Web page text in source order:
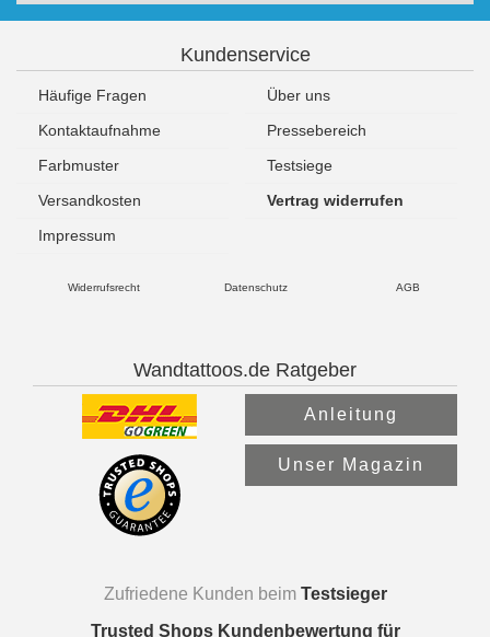
Kundenservice
Häufige Fragen
Über uns
Kontaktaufnahme
Pressebereich
Farbmuster
Testsiege
Versandkosten
Vertrag widerrufen
Impressum
Widerrufsrecht Datenschutz AGB
Wandtattoos.de Ratgeber
Anleitung
Unser Magazin
Zufriedene Kunden beim Testsieger
Trusted Shops Kundenbewertung für